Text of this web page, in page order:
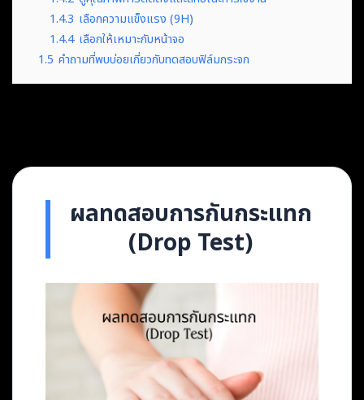
1.4.3 เลือกความแข็งแรง (9H)
1.4.4 เลือกให้เหมาะกับหน้าจอ
1.5 คำถามที่พบบ่อยเกี่ยวกับทดสอบฟิล์มกระจก
ผลทดสอบการกันกระแทก
(Drop Test)